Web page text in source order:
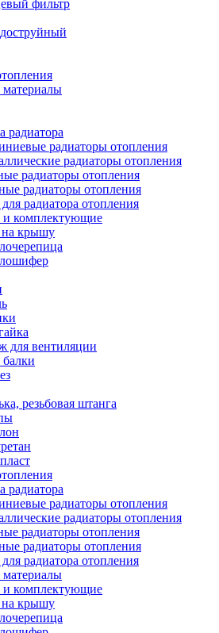
фильтр
радиатора
радиаторы отопления
радиаторы отопления
радиаторы отопления
радиаторы отопления
радиатора отопления
комплектующие
на крышу
для вентиляции
резьбовая штанга
радиатора
радиаторы отопления
радиаторы отопления
радиаторы отопления
радиаторы отопления
радиатора отопления
комплектующие
на крышу